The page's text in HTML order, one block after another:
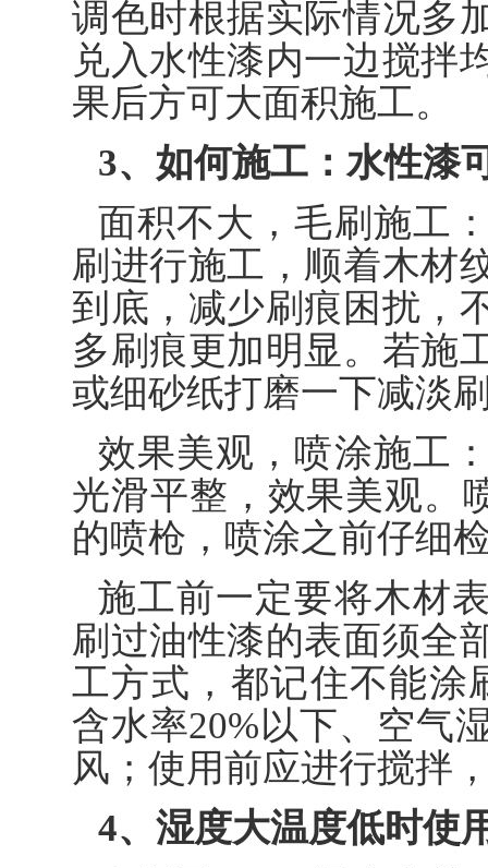
调色时根据实际情况多
兑入水性漆内一边搅拌
果后方可大面积施工。
3、如何施工：水性漆
面积不大，毛刷施工
刷进行施工，顺着木材
到底，减少刷痕困扰，
多刷痕更加明显。若施
或细砂纸打磨一下减淡
效果美观，喷涂施工
光滑平整，效果美观。
的喷枪，喷涂之前仔细
施工前一定要将木材
刷过油性漆的表面须全
工方式，都记住不能
含水率20%以下、空气
风；使用前应进行搅拌
4、湿度大温度低时使